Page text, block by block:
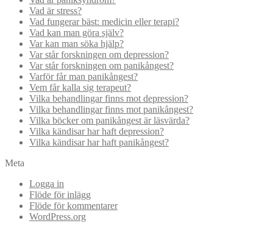
Vad är stress?
Vad fungerar bäst: medicin eller terapi?
Vad kan man göra själv?
Var kan man söka hjälp?
Var står forskningen om depression?
Var står forskningen om panikångest?
Varför får man panikångest?
Vem får kalla sig terapeut?
Vilka behandlingar finns mot depression?
Vilka behandlingar finns mot panikångest?
Vilka böcker om panikångest är läsvärda?
Vilka kändisar har haft depression?
Vilka kändisar har haft panikångest?
Meta
Logga in
Flöde för inlägg
Flöde för kommentarer
WordPress.org